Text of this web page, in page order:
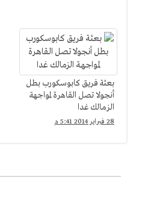
بعثة فريق كابوسكورب بطل
أنجولا تصل القاهرة لمواجهة
الزمالك غدا
28 فبراير 2014 5:41 م